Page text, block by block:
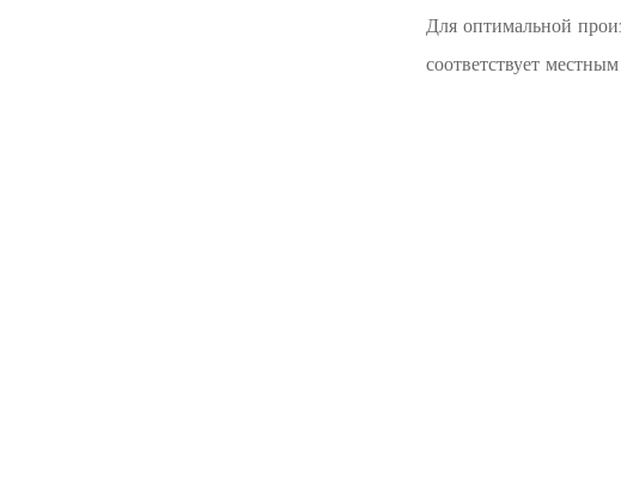
Для оптимальной
соответствует